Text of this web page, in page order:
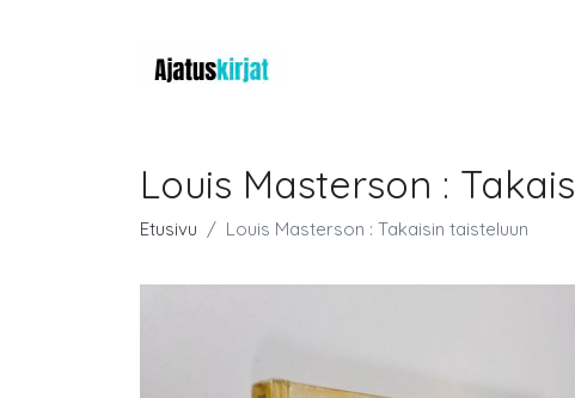
Louis Masterson :
Etusivu Louis Masterson : Takaisin taisteluun